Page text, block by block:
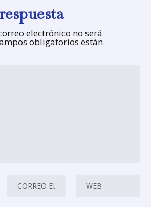
electrónico no será
obligatorios están